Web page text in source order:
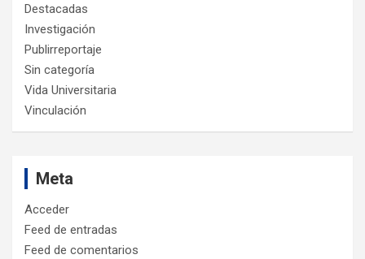
Destacadas
Investigación
Publirreportaje
Sin categoría
Vida Universitaria
Vinculación
Meta
Acceder
Feed de entradas
Feed de comentarios